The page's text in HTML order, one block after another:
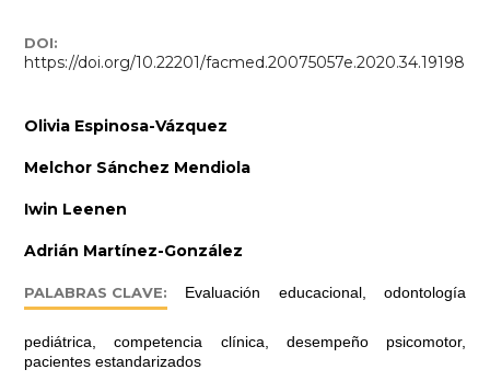
DOI:
https://doi.org/10.22201/facmed.20075057e.2020.34.19198
Olivia Espinosa-Vázquez
Melchor Sánchez Mendiola
Iwin Leenen
Adrián Martínez-González
PALABRAS CLAVE: Evaluación educacional, odontología
pediátrica, competencia clínica, desempeño psicomotor,
pacientes estandarizados